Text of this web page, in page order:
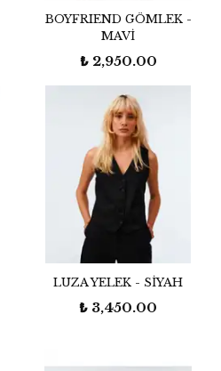
BOYFRIEND GÖMLEK -
MAVİ
₺ 2,950.00
LUZA YELEK - SİYAH
₺ 3,450.00